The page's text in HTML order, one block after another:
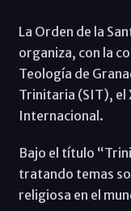
La Orden de la
organiza, con la
Teología de
Trinitaria (SIT), el
Internacional.
Bajo el título
tratando temas
religiosa en el